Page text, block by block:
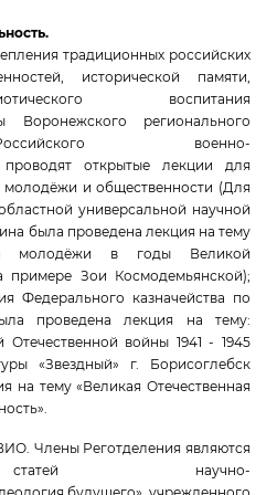
традиционных российских
исторической памяти,
воспитания
Воронежского регионального
военно-
проводят открытые лекции для
молодёжи и общественности (Для
универсальной научной
была проведена лекция на тему
молодёжи в годы Великой
примере Зои Космодемьянской);
Федерального казначейства по
проведена лекция на тему:
войны 1941 - 1945
«Звездный» г. Борисоглебск
на тему «Великая Отечественная
Члены Реготделения являются
научно-